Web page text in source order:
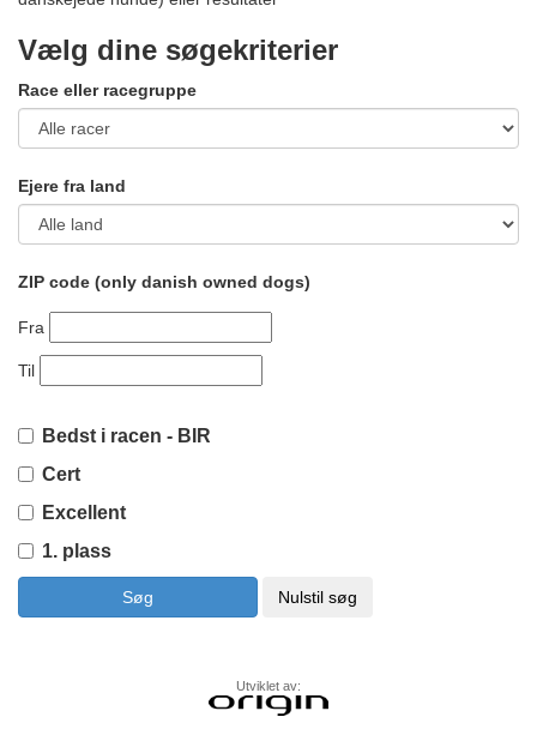
Vælg dine søgekriterier
Race eller racegruppe
Ejere fra land
ZIP code (only danish owned dogs)
Fra
Til
Bedst i racen - BIR
Cert
Excellent
1. plass
Utviklet av: